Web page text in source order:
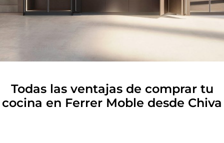
Todas las ventajas de comprar tu
cocina en Ferrer Moble desde Chiva